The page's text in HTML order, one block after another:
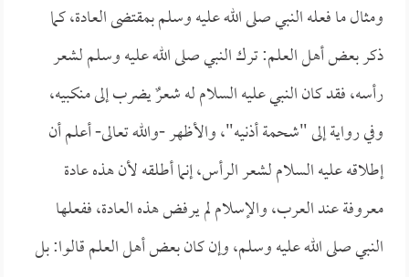
ومثال ما فعله النبي صلى الله عليه وسلم بمقتضى العادة، كما
ذكر بعض أهل العلم: ترك النبي صلى الله عليه وسلم لشعر
رأسه، فقد كان النبي عليه السلام له شعرٌ يضرب إلى منكبيه،
وفي رواية إلى "شحمة أذنيه"، والأظهر -والله تعالى- أعلم أن
إطلاقه عليه السلام لشعر الرأس، إنما أطلقه لأن هذه عادة
معروفة عند العرب، والإسلام لم يرفض هذه العادة، ففعلها
النبي صلى الله عليه وسلم، وإن كان بعض أهل العلم قالوا: بل